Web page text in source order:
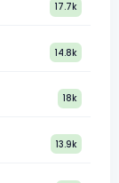
17.7k
14.8k
18k
13.9k